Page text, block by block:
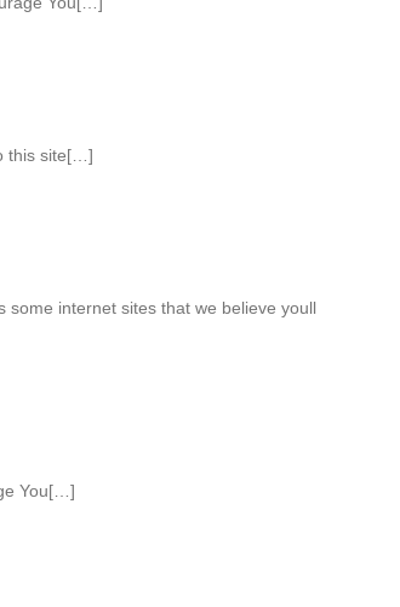
this site[…]
internet sites that we believe youll
You[…]